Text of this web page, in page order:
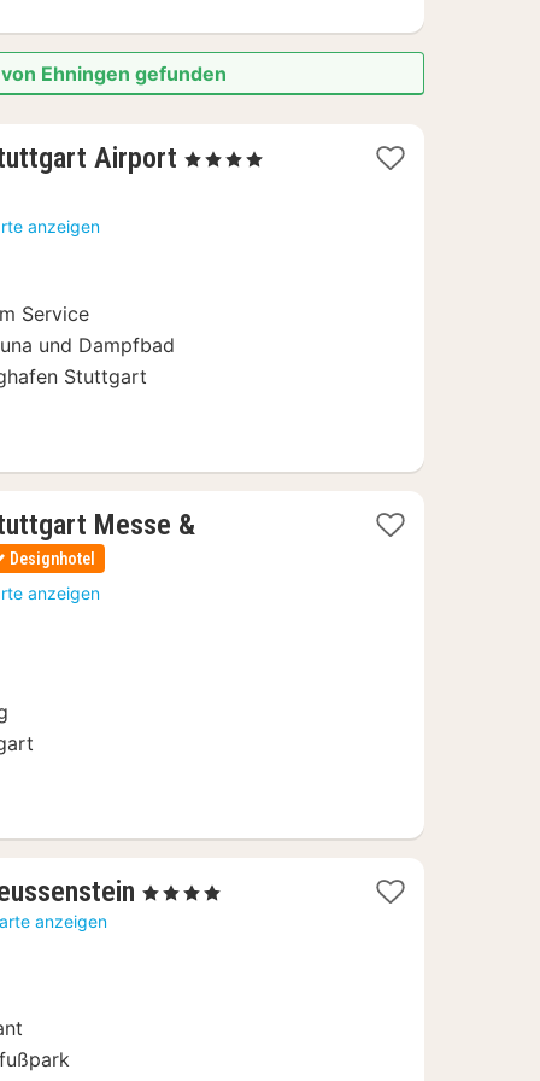
Ehningen gefunden
Airport 2
, 4 Sterne
anzeigen
Service
und Dampfbad
Stuttgart
Messe &
Designhotel
anzeigen
2
, 4 Sterne
anzeigen